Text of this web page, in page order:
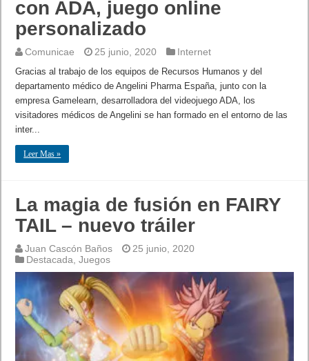
con ADA, juego online
personalizado
Comunicae 25 junio, 2020 Internet
Gracias al trabajo de los equipos de Recursos Humanos y del
departamento médico de Angelini Pharma España, junto con la
empresa Gamelearn, desarrolladora del videojuego ADA, los
visitadores médicos de Angelini se han formado en el entorno de las
inter...
Leer Mas »
La magia de fusión en FAIRY
TAIL – nuevo tráiler
Juan Cascón Baños
25 junio, 2020
Destacada ,Juegos